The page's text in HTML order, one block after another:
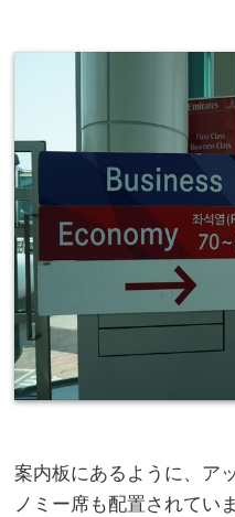
案内板にあるように、ア
ノミー席も配置されてい